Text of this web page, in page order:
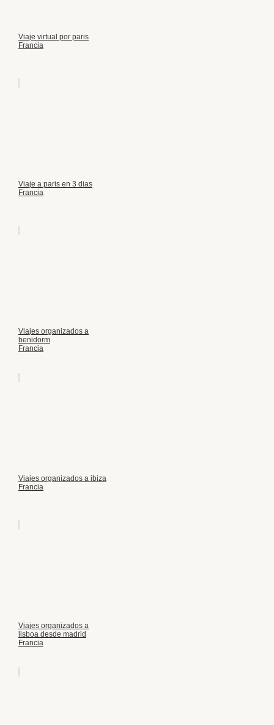
Viaje virtual por paris
Francia
Viaje a paris en 3 dias
Francia
Viajes organizados a
benidorm
Francia
Viajes organizados a ibiza
Francia
Viajes organizados a
lisboa desde madrid
Francia